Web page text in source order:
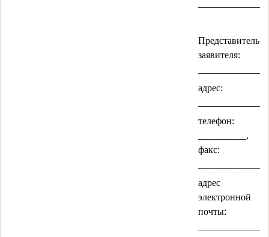
Представитель
заявителя:
адрес:
телефон:
__________,
факс:
адрес
электронной
почты: